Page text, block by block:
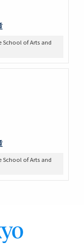
School of Arts and
School of Arts and